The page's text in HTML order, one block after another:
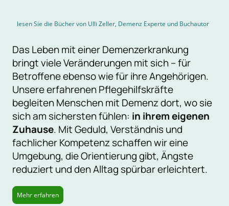
lesen Sie die Bücher von Ulli Zeller, Demenz Experte und Buchautor
Das Leben mit einer Demenzerkrankung
bringt viele Veränderungen mit sich – für
Betroffene ebenso wie für ihre Angehörigen.
Unsere erfahrenen Pflegehilfskräfte
begleiten Menschen mit Demenz dort, wo sie
sich am sichersten fühlen: in ihrem eigenen
Zuhause. Mit Geduld, Verständnis und
fachlicher Kompetenz schaffen wir eine
Umgebung, die Orientierung gibt, Ängste
reduziert und den Alltag spürbar erleichtert.
Mehr erfahren